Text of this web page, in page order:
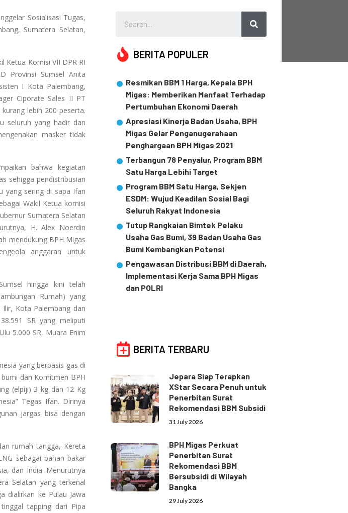
Sosialisasi Tugas,
Sumatera Selatan,
Ketua Komisi VII DPR RI
Provinsi Sumsel Anita
I Kota Palembang,
Ciporate Sales II PT
lebih 200 peserta.
seluruh yang hadir dan
masker tidak
bahwa kegiatan
sehigga pendistribusian
yang sering di sapa Ifan
Wakil Ketua komisi
Sumatera Selatan
H. Alex Noerdin
mendukung BPH Migas
anggaran untuk
hingga kini telah
Rumah) yang
Kota Palembang dan
SR yang meliputi
5.000 SR, Muara Enim
yang berbasis gas di
dan Komitmen BPH
(elpiji) 3 kg dan 12 Kg
Tegas Ifan. Dirinya
jargas bisa dengan
rumah tangga, Kereta
sebagai bahan bakar
dan India. Menurutnya
Selatan yang terkenal
dialirkan ke Pulau Jawa
tapping dari Pipa
BERITA POPULER
Resmikan BBM 1 Harga, Kepala BPH
Migas: Memberikan Manfaat Terhadap
Pertumbuhan Ekonomi Daerah
Apresiasi Kinerja Badan Usaha, BPH
Migas Gelar Penganugerahaan
Penghargaan BPH Migas 2021
Terbangun 78 Penyalur, Program BBM
Satu Harga Lebihi Target
Program BBM Satu Harga, Sekjen
ESDM: Wujud Keadilan Sosial Bagi
Seluruh Rakyat Indonesia
Tutup Rangkaian Bimtek Pelaku
Usaha Gas Bumi, 39 Badan Usaha Gas
Bumi Kembangkan Potensi
Pengawasan Distribusi BBM di Daerah,
Implementasi Kerja Sama BPH Migas
dan POLRI
BERITA TERBARU
Jepara Siap Terapkan
XStar Secara Penuh untuk
Penerbitan Surat
Rekomendasi BBM Subsidi
31 July 2026
BPH Migas Perkuat
Penerbitan Surat
Rekomendasi BBM
Bersubsidi di Wilayah
Bangka
29 July 2026